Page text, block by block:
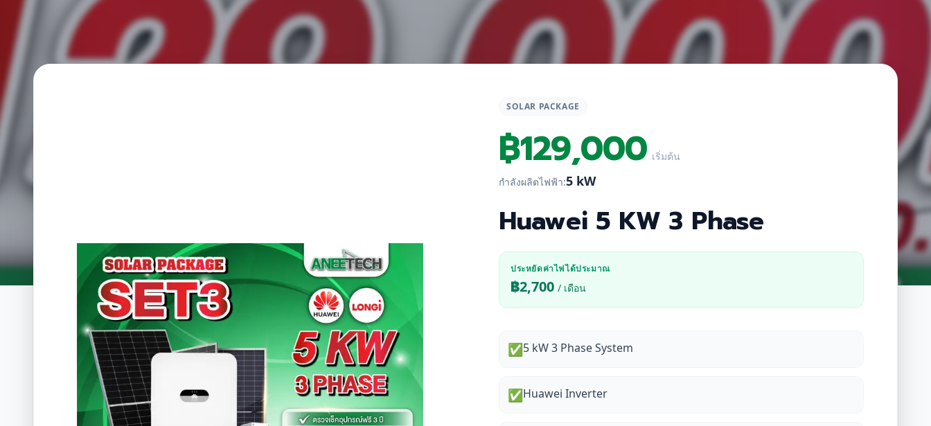
SOLAR PACKAGE
฿129,000 เริ่มต้น
กำลังผลิตไฟฟ้า:5 kW
Huawei 5 KW 3 Phase
ประหยัดค่าไฟได้ประมาณ
฿2,700 / เดือน
✅5 kW 3 Phase System
✅Huawei Inverter